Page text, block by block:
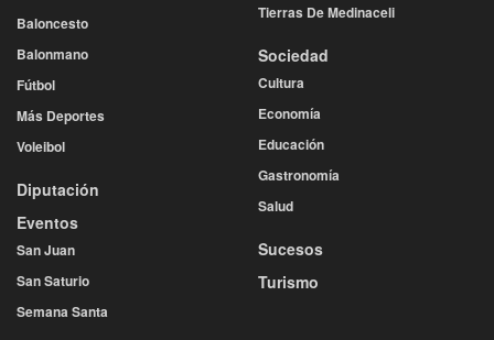
Baloncesto
Balonmano
Fútbol
Más Deportes
Voleibol
Diputación
Eventos
San Juan
San Saturio
Semana Santa
Tierras De Medinaceli
Sociedad
Cultura
Economía
Educación
Gastronomía
Salud
Sucesos
Turismo